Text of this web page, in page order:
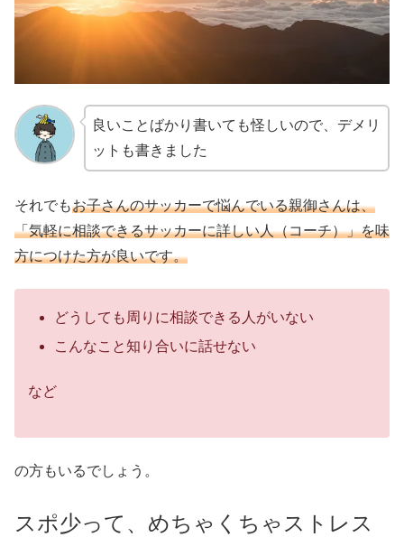
良いことばかり書いても怪しいので、デメリ
ットも書きました
それでもお子さんのサッカーで悩んでいる親御さんは、
「気軽に相談できるサッカーに詳しい人（コーチ）」を味
方につけた方が良いです。
どうしても周りに相談できる人がいない
こんなこと知り合いに話せない
など
の方もいるでしょう。
スポ少って、めちゃくちゃストレス